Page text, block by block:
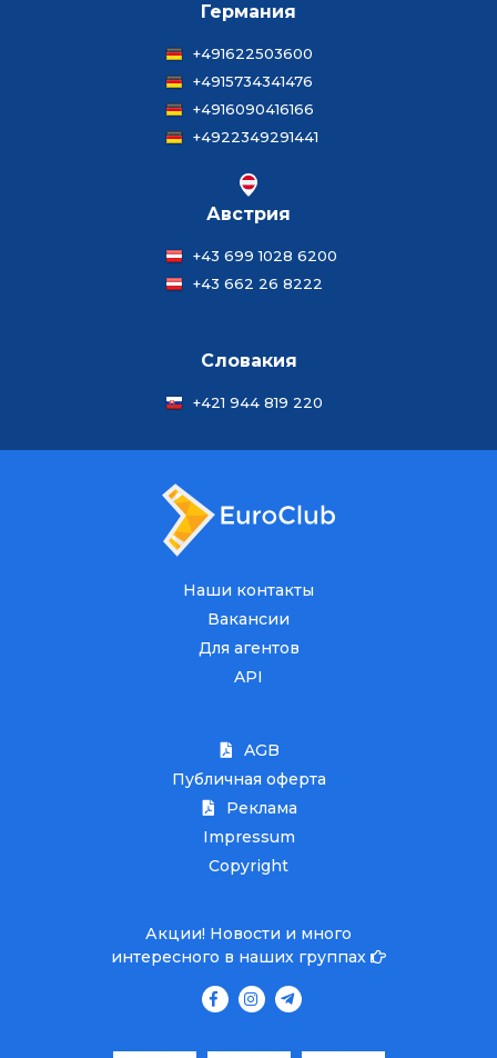
Германия
+491622503600
+4915734341476
+4916090416166
+4922349291441
Австрия
+43 699 1028 6200
+43 662 26 8222
Словакия
+421 944 819 220
Наши контакты
Вакансии
Для агентов
API
AGB
Публичная оферта
Реклама
Impressum
Copyright
Акции! Новости и много
интересного в наших группах